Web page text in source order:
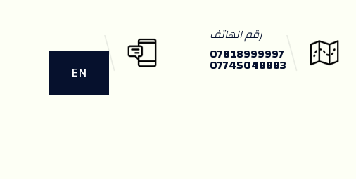
EN
رقم الهاتف
07818999997
07745048883